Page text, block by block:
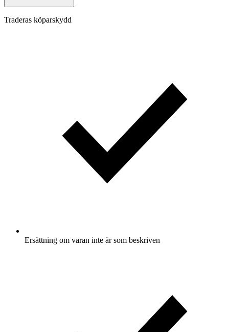
Traderas köparskydd
Ersättning om varan inte är som beskriven